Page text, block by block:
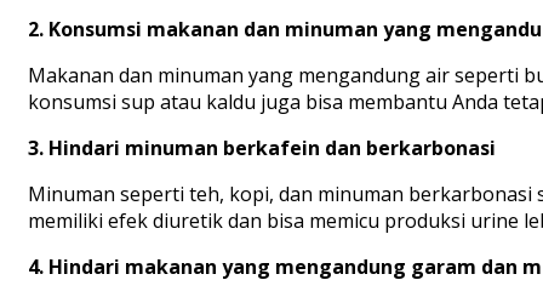
2. Konsumsi makanan dan minuman yang
Makanan dan minuman yang mengandung air seperti
konsumsi sup atau kaldu juga bisa membantu Anda
3. Hindari minuman berkafein dan berkarbonasi
Minuman seperti teh, kopi, dan minuman
memiliki efek diuretik dan bisa memicu produksi urine
4. Hindari makanan yang mengandung garam dan